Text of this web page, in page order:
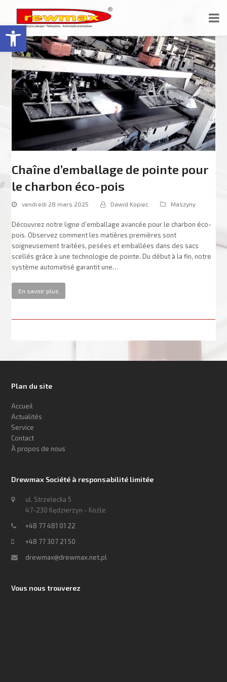
Ouvrir la barre d’outils
Chaîne d’emballage de pointe pour
le charbon éco-pois
vendredi 28 mars 2025 Dawid Kopiec Maszyny
Découvrez notre ligne d’emballage avancée pour le charbon éco-
pois. Observez comment les matières premières sont
soigneusement traitées, pesées et emballées dans des sacs
scellés grâce à une technologie de pointe. Du début à la fin, notre
système automatisé garantit une…
En savoir plus
Plan du site
Accueil
Actualités
Service
Contact
À propos de nous
Drewmax Société à responsabilité limitée
ul. Strzelecka 5
47-230 Kędzierzyn - Koźle
+48 77 481 01 22
+48 77 307 21 50
drewmax@drewmax.net.pl
Vous nous trouverez